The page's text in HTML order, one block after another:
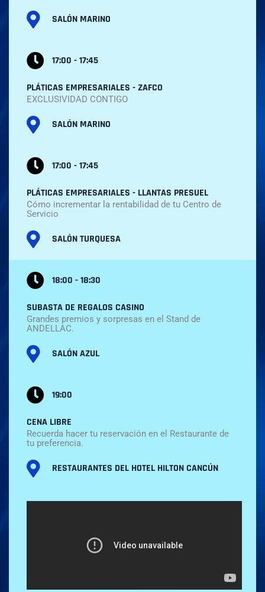
SALÓN MARINO
17:00 - 17:45
PLÁTICAS EMPRESARIALES - ZAFCO
EXCLUSIVIDAD CONTIGO
SALÓN MARINO
17:00 - 17:45​
PLÁTICAS EMPRESARIALES - LLANTAS PRESUEL
Cómo incrementar la rentabilidad de tu Centro de
Servicio
SALÓN TURQUESA
18:00 - 18:30
SUBASTA DE REGALOS CASINO
Grandes premios y sorpresas en el Stand de
ANDELLAC.
SALÓN AZUL
19:00
CENA LIBRE
Recuerda hacer tu reservación en el Restaurante de
tu preferencia.
RESTAURANTES DEL HOTEL HILTON CANCÚN